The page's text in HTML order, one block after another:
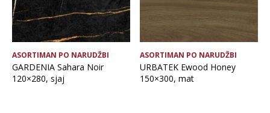
ASORTIMAN PO NARUDŽBI
GARDENIA Sahara Noir
120×280, sjaj
ASORTIMAN PO NARUDŽBI
URBATEK Ewood Honey
150×300, mat